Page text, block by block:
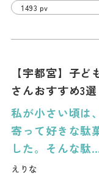
1493 pv
【宇都宮】子
さんおすすめ3選
私が小さい頃は
寄って好きな駄
した。そんな駄
えりな